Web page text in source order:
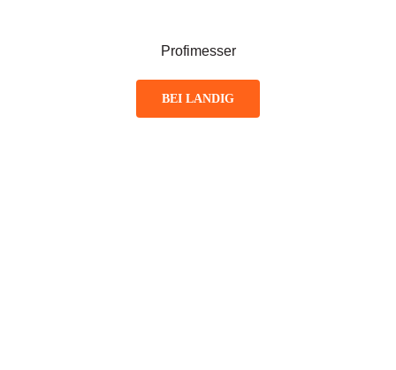
Profimesser
BEI LANDIG